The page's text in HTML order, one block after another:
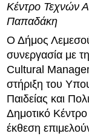
Κέντρο Τεχνών
Παπαδάκη
Ο Δήμος
συνεργασία με
Cultural
στήριξη του
Παιδείας και
Δημοτικό
έκθεση